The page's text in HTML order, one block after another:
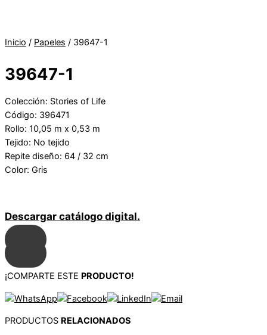
Inicio / Papeles / 39647-1
39647-1
Colección: Stories of Life
Código: 396471
Rollo: 10,05 m x 0,53 m
Tejido: No tejido
Repite diseño: 64 / 32 cm
Color: Gris
Descargar catálogo digital.
¡COMPARTE ESTE PRODUCTO!
PRODUCTOS RELACIONADOS